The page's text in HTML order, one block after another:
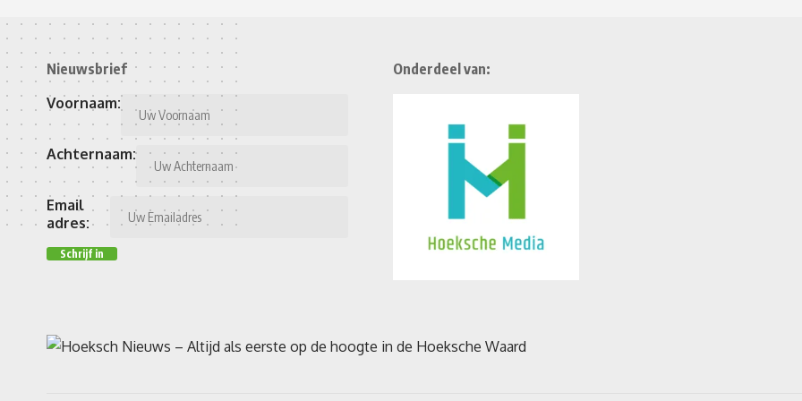
Nieuwsbrief
Voornaam:
Achternaam:
Email
adres:
Onderdeel van: